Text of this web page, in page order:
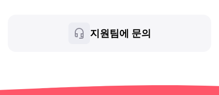
지원팀에 문의